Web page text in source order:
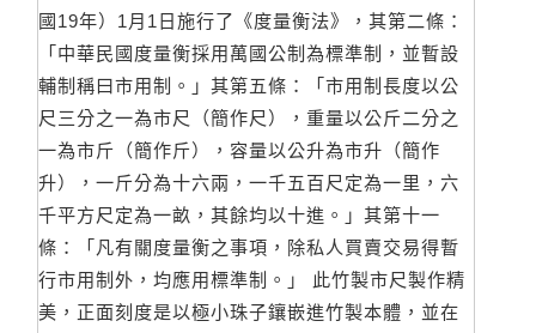
國19年）1月1日施行了《度量衡法》，其第二條：
「中華民國度量衡採用萬國公制為標準制，並暫設
輔制稱曰市用制。」其第五條：「市用制長度以公
尺三分之一為市尺（簡作尺），重量以公斤二分之
一為市斤（簡作斤），容量以公升為市升（簡作
升），一斤分為十六兩，一千五百尺定為一里，六
千平方尺定為一畝，其餘均以十進。」其第十一
條：「凡有關度量衡之事項，除私人買賣交易得暫
行市用制外，均應用標準制。」 此竹製市尺製作精
美，正面刻度是以極小珠子鑲嵌進竹製本體，並在